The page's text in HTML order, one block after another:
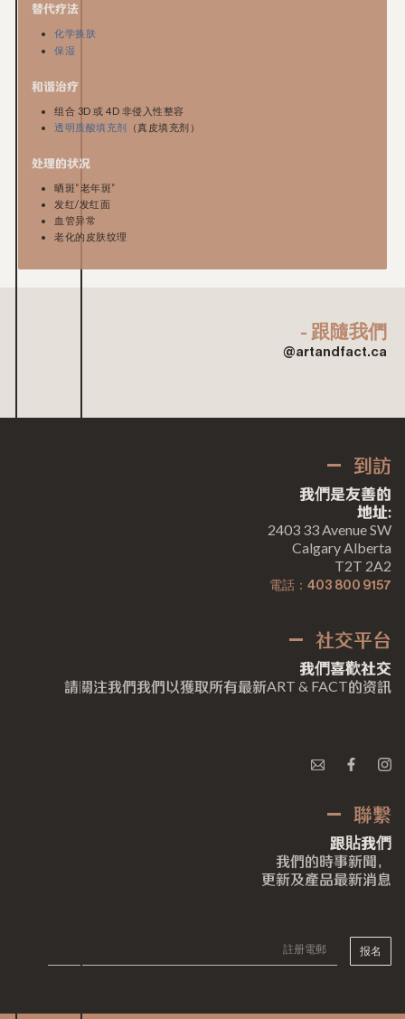
替代疗法
化学换肤
保湿
和谐治疗
组合 3D 或 4D 非侵入性整容
透明质酸填充剂 （真皮填充剂）
处理的状况
晒斑“老年斑”
发红/发红面
血管异常
老化的皮肤纹理
- 跟隨我們
@artandfact.ca
到訪
我們是友善的
地址:
2403 33 Avenue SW
Calgary Alberta
T2T 2A2
電話：403 800 9157
社交平台
我們喜歡社交
請關注我們我們以獲取所有最新ART & FACT的资訊
聯繫
跟貼我們
我們的時事新聞，
更新及產品最新消息